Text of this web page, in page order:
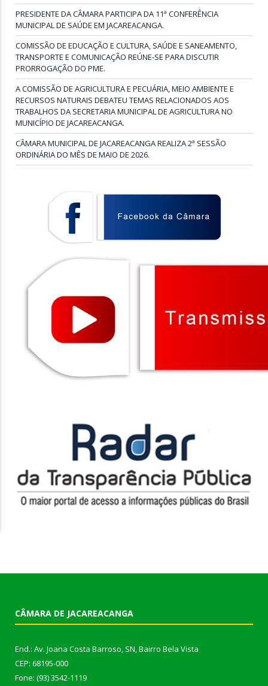
PRESIDENTE DA CÂMARA PARTICIPA DA 11ª CONFERÊNCIA
MUNICIPAL DE SAÚDE EM JACAREACANGA.
COMISSÃO DE EDUCAÇÃO E CULTURA, SAÚDE E SANEAMENTO,
TRANSPORTE E COMUNICAÇÃO REÚNE-SE PARA DISCUTIR
PRORROGAÇÃO DO PME.
A COMISSÃO DE AGRICULTURA E PECUÁRIA, MEIO AMBIENTE E
RECURSOS NATURAIS DEBATEU TEMAS RELACIONADOS AOS
TRABALHOS DA SECRETARIA MUNICIPAL DE AGRICULTURA NO
MUNICÍPIO DE JACAREACANGA.
CÂMARA MUNICIPAL DE JACAREACANGA REALIZA 2ª SESSÃO
ORDINÁRIA DO MÊS DE MAIO DE 2026.
CÂMARA DE JACAREACANGA
End.: Av. Joana Costa Barroso, SN, Bairro Bela Vista
CEP: 68195-000
Fone: (93) 3542-1119